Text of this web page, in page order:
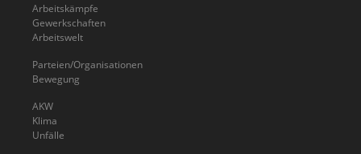
Arbeitskämpfe
Gewerkschaften
Arbeitswelt
Parteien/Organisationen
Bewegung
AKW
Klima
Unfälle